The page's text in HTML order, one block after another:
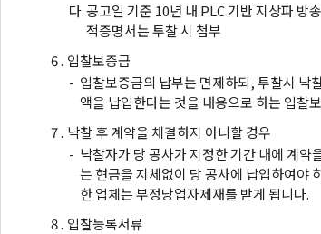
다.공고일 기준 10년 내 PLC 기반 지상파 방
적증명서는 투찰 시 첨부
6 . 입찰보증금
- 입찰보증금의 납부는 면제하되, 투찰시 낙
액을 납입한다는 것을 내용으로 하는 입찰
7 . 낙찰 후 계약을 체결하지 아니할 경우
- 낙찰자가 당 공사가 지정한 기간 내에 계
는 현금을 지체없이 당 공사에 납입하여야
한 업체는 부정당업자제재를 받게 됩니다.
8 . 입찰등록서류